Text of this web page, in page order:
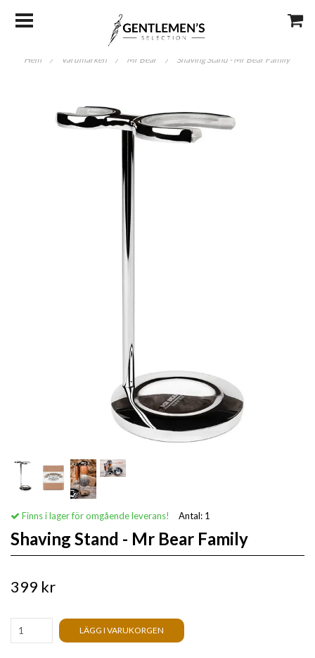
Hem / Varumärken / Mr Bear / Shaving Stand - Mr Bear Family
Finns i lager för omgående leverans! Antal: 1
Shaving Stand - Mr Bear Family
399 kr
LÄGG I VARUKORGEN